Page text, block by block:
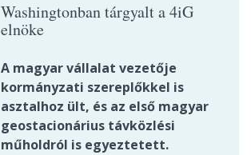
Washingtonban tárgyalt a 4iG
elnöke
A magyar vállalat vezetője
kormányzati szereplőkkel is
asztalhoz ült, és az első magyar
geostacionárius távközlési
műholdról is egyeztetett.